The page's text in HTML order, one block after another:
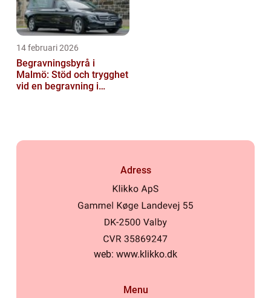
14 februari 2026
Begravningsbyrå i
Malmö: Stöd och trygghet
vid en begravning i
Adress
web: www.klikko.dk
Menu